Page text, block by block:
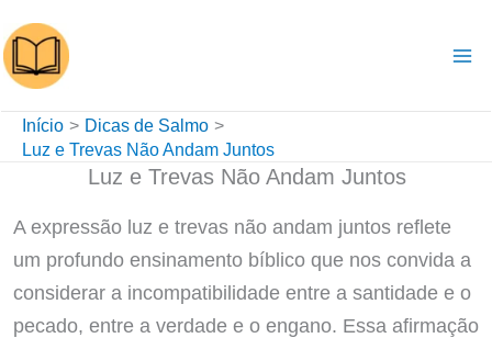
para
o
conteúdo
Início
Dicas de Salmo
Luz e Trevas Não Andam Juntos
Luz e Trevas Não Andam Juntos
A expressão luz e trevas não andam juntos reflete
um profundo ensinamento bíblico que nos convida a
considerar a incompatibilidade entre a santidade e o
pecado, entre a verdade e o engano. Essa afirmação